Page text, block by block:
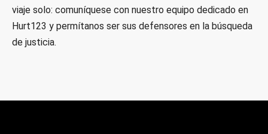
viaje solo: comuníquese con nuestro equipo dedicado en
Hurt123 y permítanos ser sus defensores en la búsqueda
de justicia.